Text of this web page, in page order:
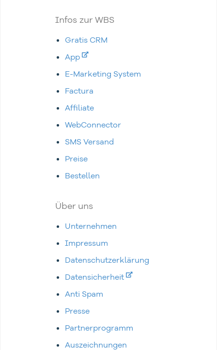
Infos zur WBS
Gratis CRM
App
E-Marketing System
Factura
Affiliate
WebConnector
SMS Versand
Preise
Bestellen
Über uns
Unternehmen
Impressum
Datenschutzerklärung
Datensicherheit
Anti Spam
Presse
Partnerprogramm
Auszeichnungen